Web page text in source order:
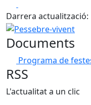
Darrera actualització:
Pessebre-vivent
Documents
Programa de
RSS
L'actualitat a un clic